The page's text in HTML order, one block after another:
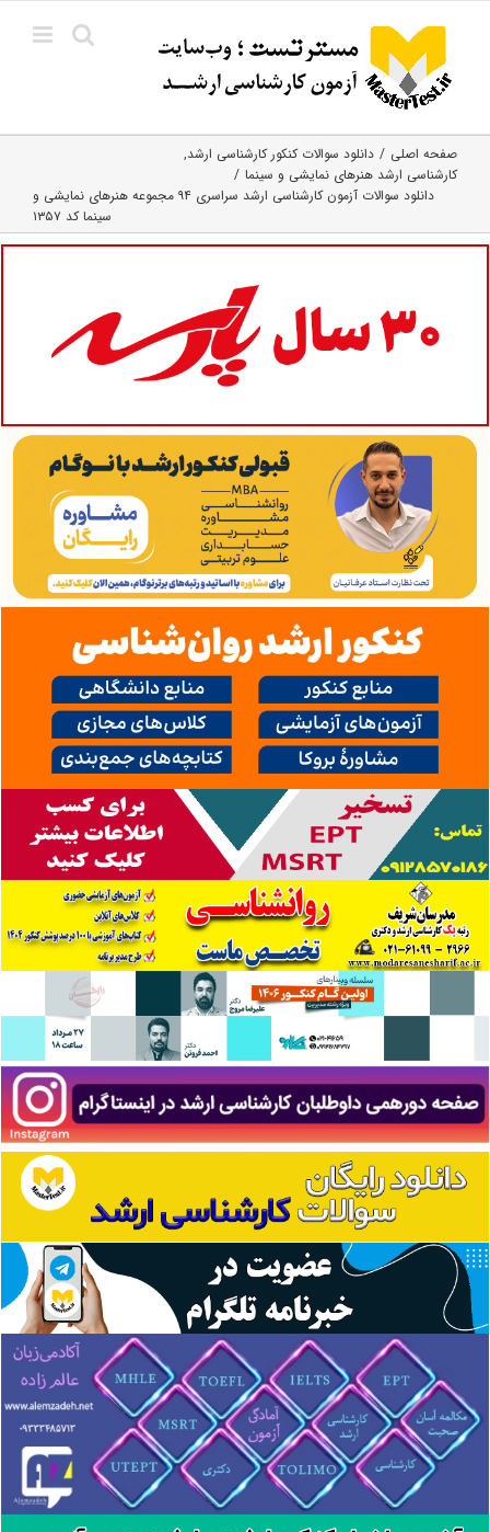
content
صفحه اصلی
دانلود سوالات کنکور کارشناسی ارشد
کارشناسی ارشد هنرهای نمایشی و سینما
دانلود سوالات آزمون کارشناسی ارشد سراسری ۹۴ مجموعه هنرهای نمایشی و
سینما کد ۱۳۵۷